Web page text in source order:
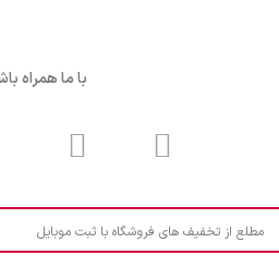
با ما همراه
مطلع از تخفیف های فروشگاه با ثبت موبایل